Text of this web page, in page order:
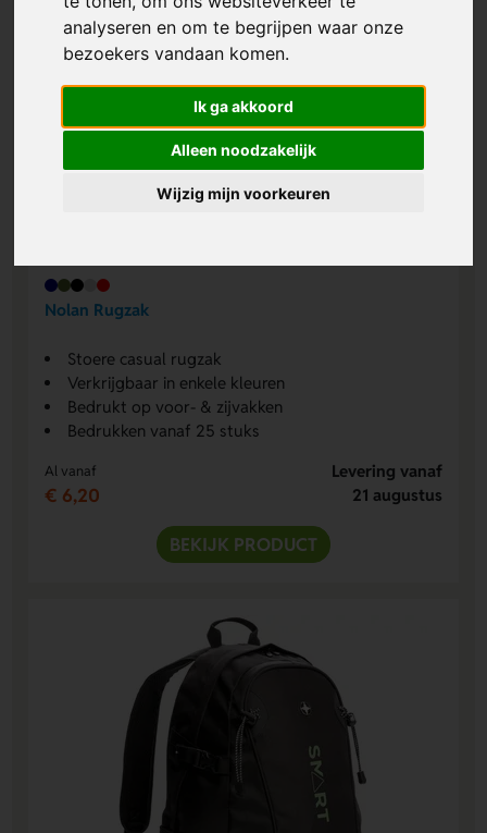
analyseren en om te begrijpen waar onze
bezoekers vandaan komen.
Ik ga akkoord
Alleen noodzakelijk
Wijzig mijn voorkeuren
Nolan Rugzak
Stoere casual rugzak
Verkrijgbaar in enkele kleuren
Bedrukt op voor- & zijvakken
Bedrukken vanaf 25 stuks
Al vanaf
€ 6,20
Levering vanaf
21 augustus
BEKIJK PRODUCT